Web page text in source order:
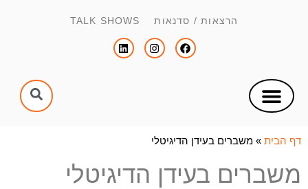
הרצאות / סדנאות TALK SHOWS
דף הבית » משברים בעידן הדיגיטלי
משברים בעידן הדיגיטלי